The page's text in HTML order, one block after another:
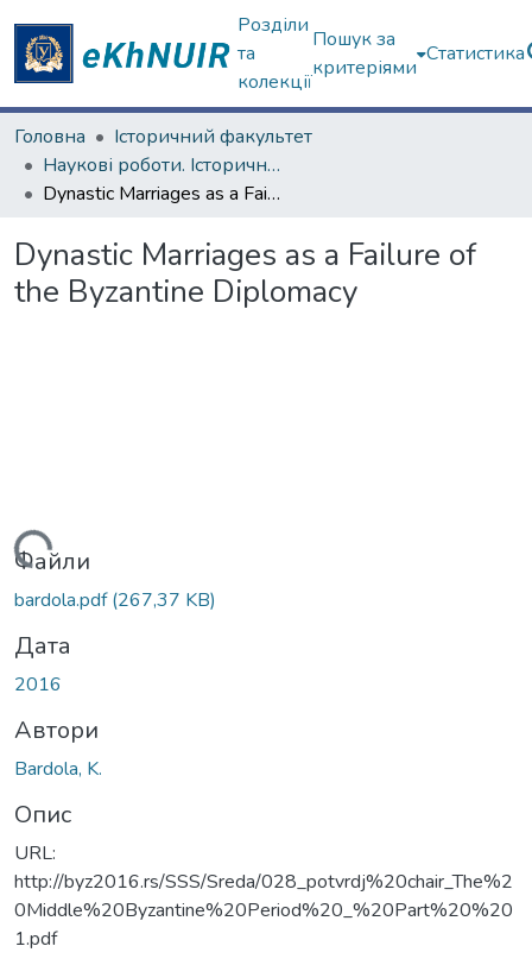
Розділи
та
колекції
Пошук за
критеріями
Статистика
Головна
Історичний факультет
Наукові роботи. Історичний факультет
Dynastic Marriages as a Failure of the Byzantine Diplomacy
Dynastic Marriages as a Failure of
the Byzantine Diplomacy
Вантажиться...
Файли
bardola.pdf(267,37 KB)
Дата
2016
Автори
Bardola, K.
Опис
URL:
http://byz2016.rs/SSS/Sreda/028_potvrdj%20chair_The%2
0Middle%20Byzantine%20Period%20_%20Part%20%20
1.pdf